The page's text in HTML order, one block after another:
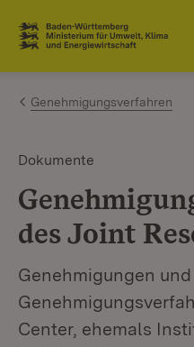
Zum Inhalt springen
Link zur Startseite
Genehmigungsverfahren
Dokumente
des Joint
Genehmigungen
Center, ehemals